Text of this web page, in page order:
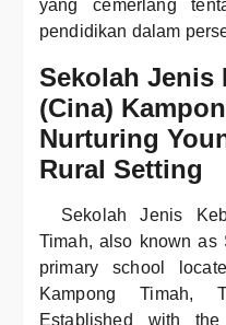
yang cemerlang
pendidikan dalam
Sekolah Jenis
(Cina)
Nurturing
Rural Setting
Sekolah Jenis
Timah, also known as
primary school
Kampong Timah,
Established with